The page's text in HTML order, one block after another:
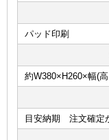
パッド印刷
約W380×H260×幅(
目安納期 注文確定